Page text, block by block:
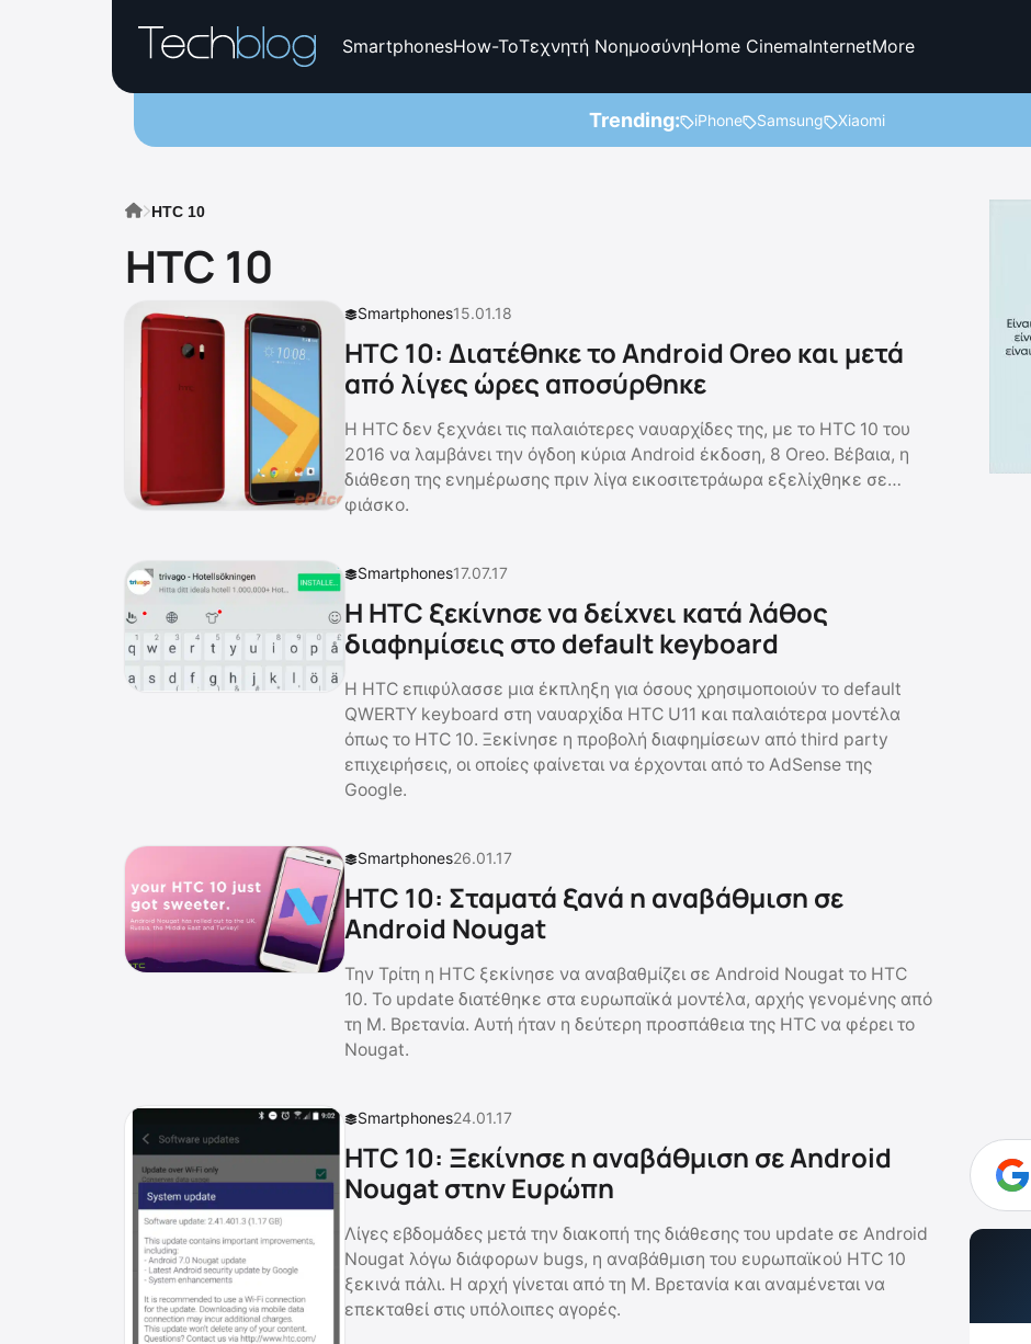
SmartphonesHow-ToΤεχνητή ΝοημοσύνηHome CinemaInternetMore
Trending: iPhone Samsung Xiaomi
HTC 10
HTC 10
Smartphones15.01.18
HTC 10: Διατέθηκε το Android Oreo και μετά
από λίγες ώρες αποσύρθηκε
Η HTC δεν ξεχνάει τις παλαιότερες ναυαρχίδες της, με το HTC 10 του
2016 να λαμβάνει την όγδοη κύρια Android έκδοση, 8 Oreo. Βέβαια, η
διάθεση της ενημέρωσης πριν λίγα εικοσιτετράωρα εξελίχθηκε σε…
φιάσκο.
Smartphones17.07.17
Η HTC ξεκίνησε να δείχνει κατά λάθος
διαφημίσεις στο default keyboard
Η HTC επιφύλασσε μια έκπληξη για όσους χρησιμοποιούν το default
QWERTY keyboard στη ναυαρχίδα HTC U11 και παλαιότερα μοντέλα
όπως το HTC 10. Ξεκίνησε η προβολή διαφημίσεων από third party
επιχειρήσεις, οι οποίες φαίνεται να έρχονται από το AdSense της
Google.
Smartphones26.01.17
HTC 10: Σταματά ξανά η αναβάθμιση σε
Android Nougat
Την Τρίτη η HTC ξεκίνησε να αναβαθμίζει σε Android Nougat το HTC
10. Το update διατέθηκε στα ευρωπαϊκά μοντέλα, αρχής γενομένης από
τη Μ. Βρετανία. Αυτή ήταν η δεύτερη προσπάθεια της HTC να φέρει το
Nougat.
Smartphones24.01.17
HTC 10: Ξεκίνησε η αναβάθμιση σε Android
Nougat στην Ευρώπη
Λίγες εβδομάδες μετά την διακοπή της διάθεσης του update σε Android
Nougat λόγω διάφορων bugs, η αναβάθμιση του ευρωπαϊκού HTC 10
ξεκινά πάλι. Η αρχή γίνεται από τη Μ. Βρετανία και αναμένεται να
επεκταθεί στις υπόλοιπες αγορές.